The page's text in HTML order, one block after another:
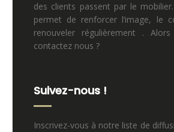
des clients passent par le
permet de renforcer l’image, le
renouveler régulièrement . Alors
contactez nous ?
Suivez-nous !
Inscrivez-vous à notre liste de